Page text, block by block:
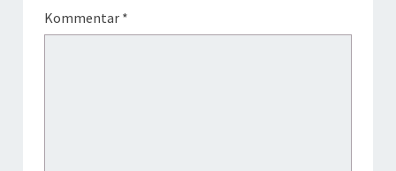
Kommentar *